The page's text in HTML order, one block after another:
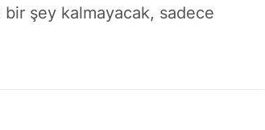
şey kalmayacak, sadece